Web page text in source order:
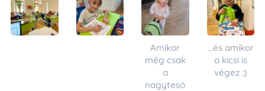
Amikor
még csak
a
nagytesó
...és amikor
a kicsi is
végez :)